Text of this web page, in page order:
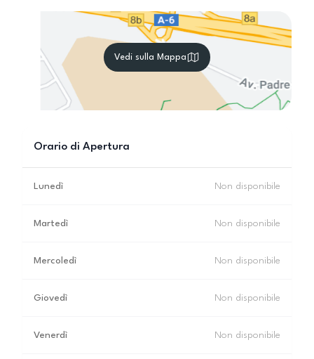
Vedi sulla Mappa
Orario di Apertura
Lunedì Non disponibile
Martedì Non disponibile
Mercoledì Non disponibile
Giovedì Non disponibile
Venerdì Non disponibile